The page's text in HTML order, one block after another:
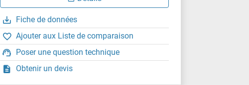
Fiche de données
Ajouter aux Liste de comparaison
Poser une question technique
Obtenir un devis